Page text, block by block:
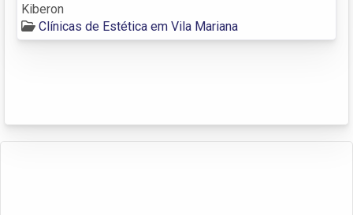
Kiberon
Clínicas de Estética em Vila Mariana